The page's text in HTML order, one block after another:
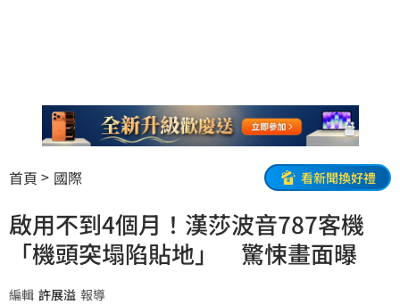
首頁 國際 看新聞換好禮
啟用不到4個月！漢莎波音787客機
「機頭突塌陷貼地」 驚悚畫面曝
編輯 許展溢 報導